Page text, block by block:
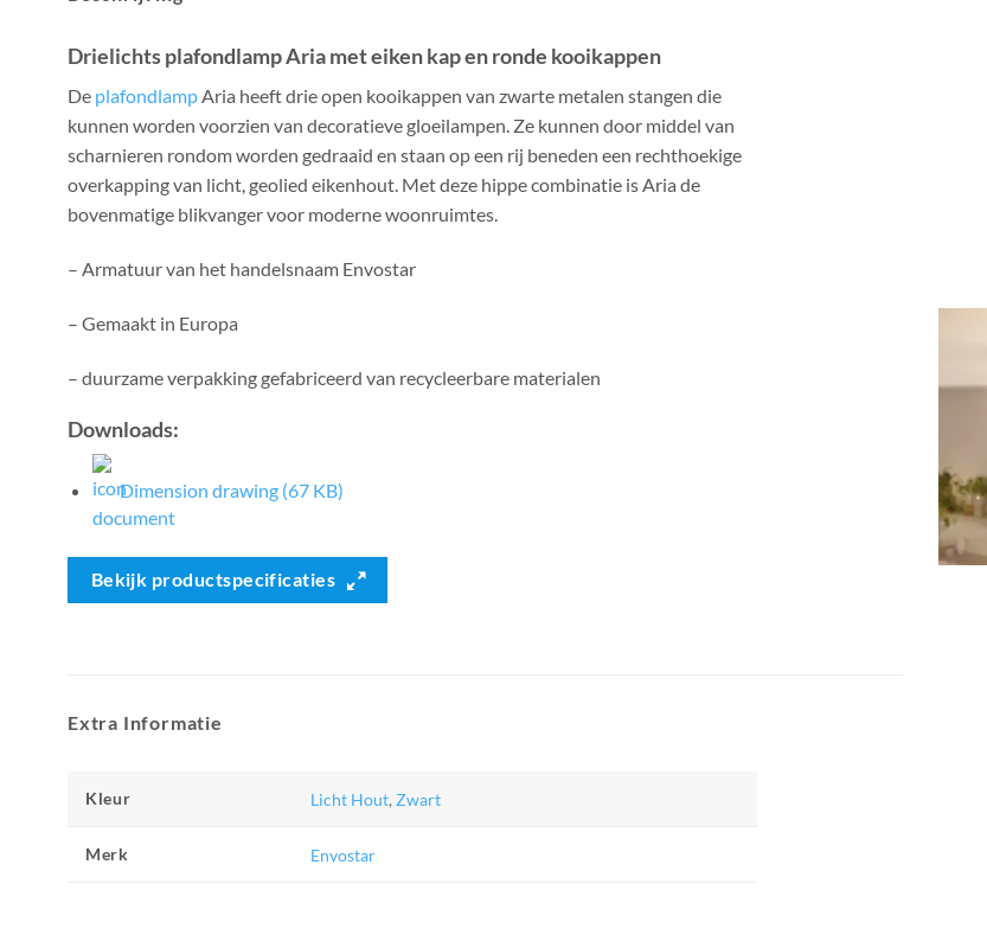
Drielichts plafondlamp Aria met eiken kap en ronde kooikappen
De plafondlampAria heeft drie open kooikappen van zwarte metalen stangen die
kunnen worden voorzien van decoratieve gloeilampen. Ze kunnen door middel van
scharnieren rondom worden gedraaid en staan op een rij beneden een rechthoekige
overkapping van licht, geolied eikenhout. Met deze hippe combinatie is Aria de
bovenmatige blikvanger voor moderne woonruimtes.
– Armatuur van het handelsnaam Envostar
– Gemaakt in Europa
– duurzame verpakking gefabriceerd van recycleerbare materialen
Downloads:
Dimension drawing (67 KB)
Bekijk productspecificaties
Extra Informatie
Kleur Licht Hout, Zwart
Merk Envostar